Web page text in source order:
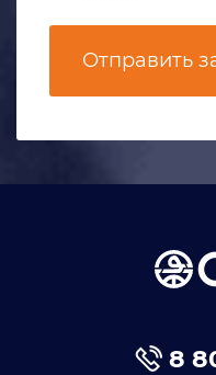
Отправить
8